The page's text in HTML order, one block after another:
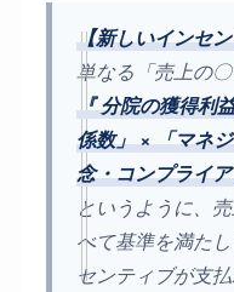
【新しいインセ
単なる「売上の〇
『 分院の獲得利
係数」 × 「マネ
念・コンプライ
というように、
べて基準を満た
センティブが支